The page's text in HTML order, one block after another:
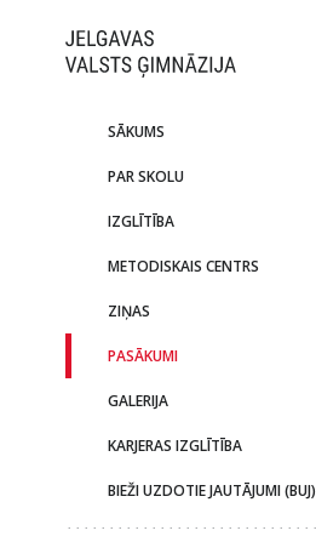
SĀKUMS
PAR SKOLU
IZGLĪTĪBA
METODISKAIS CENTRS
ZIŅAS
PASĀKUMI
GALERIJA
KARJERAS IZGLĪTĪBA
BIEŽI UZDOTIE JAUTĀJUMI (BUJ)